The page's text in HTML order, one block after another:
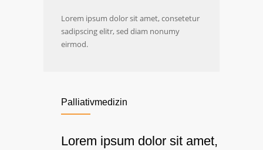
Lorem ipsum dolor sit amet, consetetur
sadipscing elitr, sed diam nonumy
eirmod.
Palliativmedizin
Lorem ipsum dolor sit amet,